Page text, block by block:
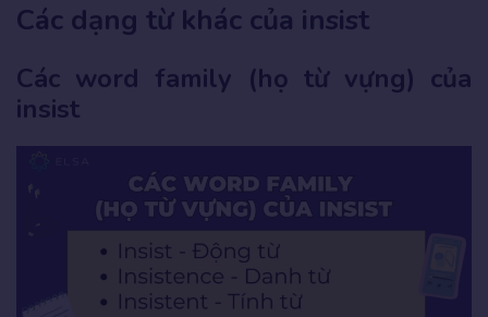
Các dạng từ khác của insist
Các word family (họ từ vựng) của
insist